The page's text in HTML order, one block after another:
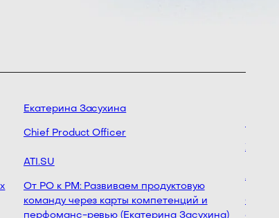
Екатерина Засухина
Chief Product Officer
ATI.SU
От PO к PM: Развиваем продуктовую
команду через карты компетенций и
перфоманс-ревью (Екатерина Засухина)
Один